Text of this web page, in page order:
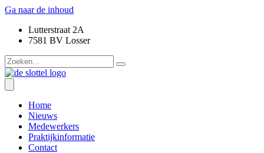
Ga naar de inhoud
Lutterstraat 2A
7581 BV Losser
Home
Nieuws
Medewerkers
Praktijkinformatie
Contact